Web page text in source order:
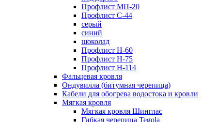
Профлист МП-20
Профлист С-44
серый
синий
шоколад
Профлист Н-60
Профлист Н-75
Профлист H-114
Фальцевая кровля
Ондувилла (битумная черепица)
Кабели для обогрева водостока и кровли
Мягкая кровля
Мягкая кровля Шинглас
Гибкая черепица Tegola